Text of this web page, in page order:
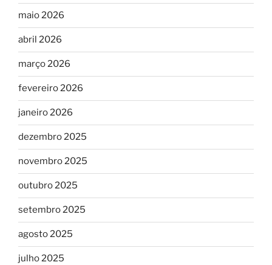
maio 2026
abril 2026
março 2026
fevereiro 2026
janeiro 2026
dezembro 2025
novembro 2025
outubro 2025
setembro 2025
agosto 2025
julho 2025